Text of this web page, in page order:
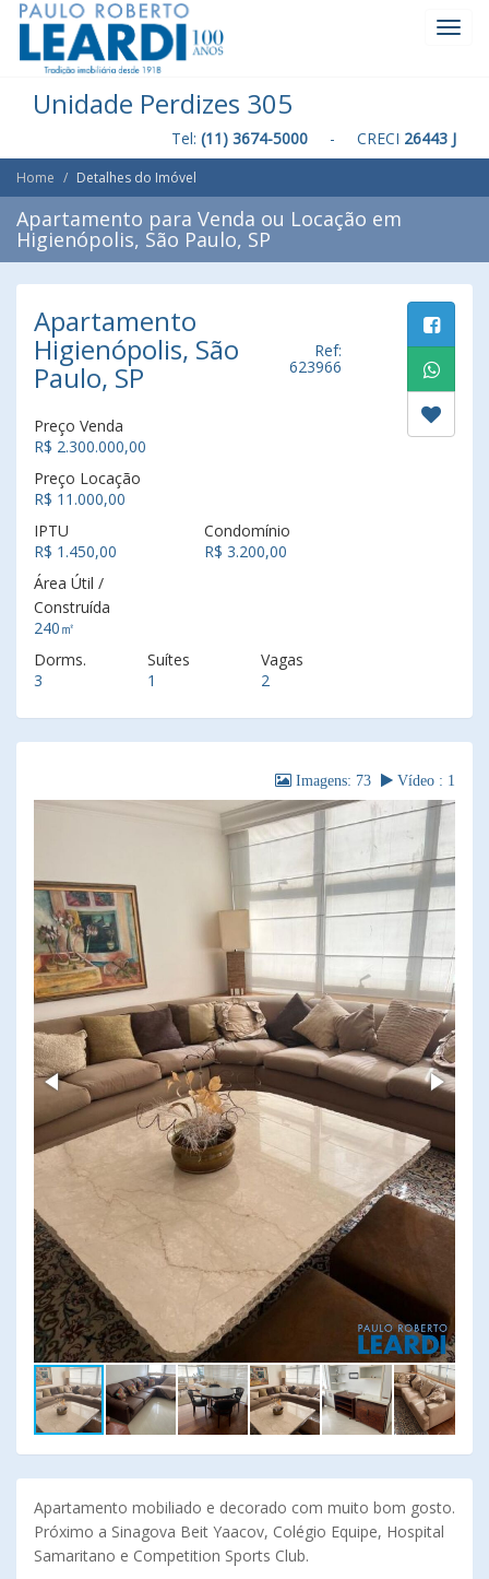
Unidade Perdizes 305
Tel: (11) 3674-5000 - CRECI 26443 J
Home Detalhes do Imóvel
Apartamento para Venda ou Locação em
Higienópolis, São Paulo, SP
Apartamento
Higienópolis, São
Paulo, SP
Ref:
623966
Preço Venda
R$ 2.300.000,00
Preço Locação
R$ 11.000,00
IPTU
R$ 1.450,00
Condomínio
R$ 3.200,00
Área Útil /
Construída
240㎡
Dorms.
3
Suítes
1
Vagas
2
Imagens: 73 Vídeo : 1
Apartamento mobiliado e decorado com muito bom gosto.
Próximo a Sinagova Beit Yaacov, Colégio Equipe, Hospital
Samaritano e Competition Sports Club.